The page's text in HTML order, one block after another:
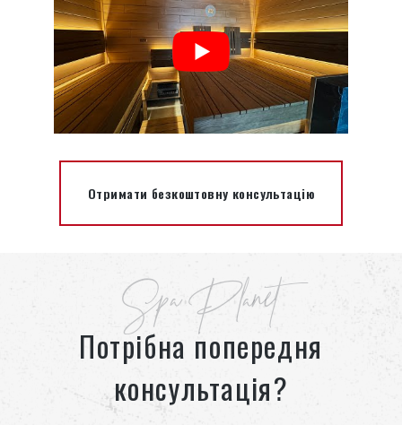
Отримати безкоштовну консультацію
Spa Planet
Потрібна попередня
консультація?